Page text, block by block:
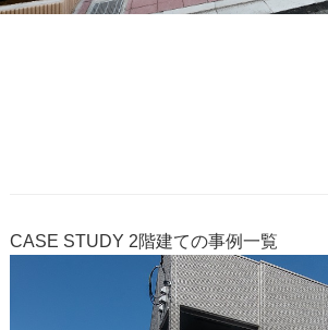
CASE STUDY 2階建ての事例一覧